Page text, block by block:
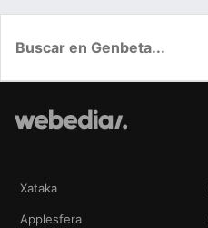
Xataka
Applesfera